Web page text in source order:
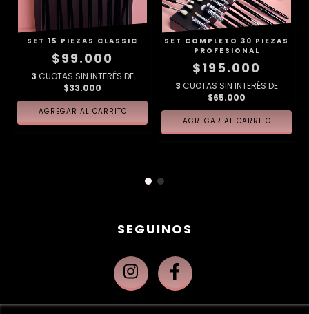
SET 15 PIEZAS CLASSIC
$99.000
3 CUOTAS SIN INTERÉS DE
$33.000
SET COMPLETO 30 PIEZAS
PROFESIONAL
$195.000
3 CUOTAS SIN INTERÉS DE
$65.000
SEGUINOS